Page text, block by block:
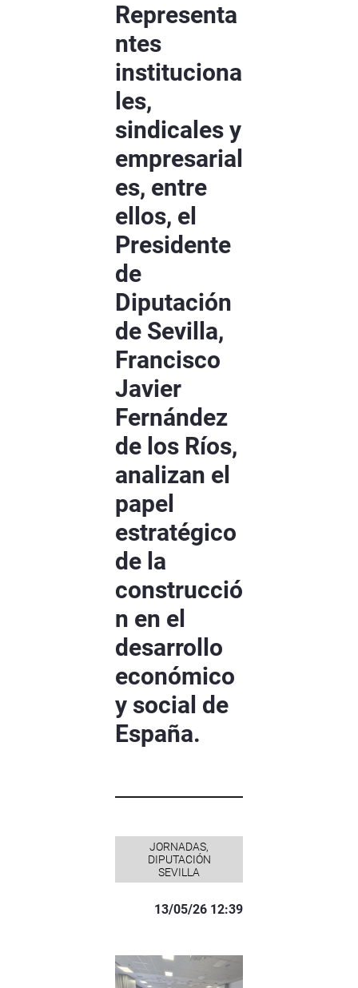
Representa
ntes
instituciona
les,
sindicales y
empresarial
es, entre
ellos, el
Presidente
de
Diputación
de Sevilla,
Francisco
Javier
Fernández
de los Ríos,
analizan el
papel
estratégico
de la
construcció
n en el
desarrollo
económico
y social de
España.
JORNADAS,
DIPUTACIÓN
SEVILLA
13/05/26 12:39